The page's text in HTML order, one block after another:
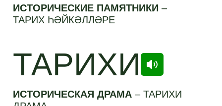
ИСТОРИЧЕСКИЕ ПАМЯТНИКИ–
ТАРИХ ҺӘЙКӘЛЛӘРЕ
ТАРИХИ
ИСТОРИЧЕСКАЯ ДРАМА–ТАРИХИ